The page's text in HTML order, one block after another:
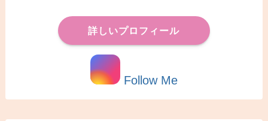
詳しいプロフィール
Follow Me